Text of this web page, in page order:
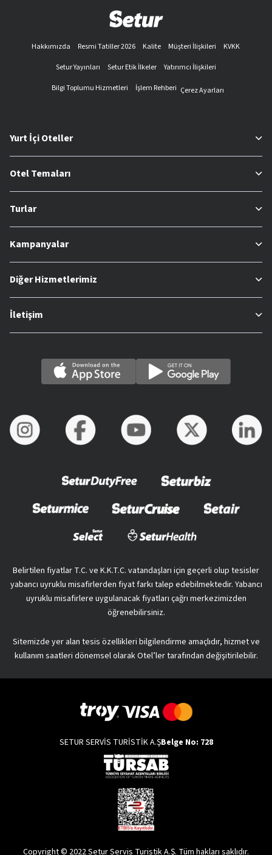
Hakkımızda Resmi Tatiller 2026 Kalite Müşteri İlişkileri
KVKK
Setur Yayınları
Setur Etik İlkeler
Yatırımcı İlişkileri
Bilgi Toplumu Hizmetleri
İşlem Rehberi Çerez Ayarları
Yurt İçi Oteller
Otel Temaları
Turlar
Kampanyalar
Diğer Hizmetlerimiz
İletişim
Belirtilen fiyatlar T.C. ve K.K.T.C. vatandaşları için geçerli olup tesisler
yabancı uyruklu misafirlerden fiyat farkı talep edebilmektedir. Yabancı
uyruklu misafirlere uygulanacak fiyatları çağrı merkezimizden
öğrenebilirsiniz.
Sitemizde yer alan tesis özellikleri bilgilendirme amaçlıdır, hizmet ve
kullanım saatleri dönemsel olarak Otel’ler tarafından değişitirilebilir.
SETUR SERVİS TURİSTİK A.ŞBelge No: 728
Copyright © 2022 Setur Servis Turistik A.Ş. Tüm hakları saklıdır.